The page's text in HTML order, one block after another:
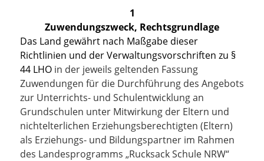
1
Zuwendungszweck, Rechtsgrundlage
Das Land gewährt nach Maßgabe dieser
Richtlinien und der Verwaltungsvorschriften zu §
44 LHO in der jeweils geltenden Fassung
Zuwendungen für die Durchführung des Angebots
zur Unterrichts- und Schulentwicklung an
Grundschulen unter Mitwirkung der Eltern und
nichtelterlichen Erziehungsberechtigten (Eltern)
als Erziehungs- und Bildungspartner im Rahmen
des Landesprogramms „Rucksack Schule NRW“